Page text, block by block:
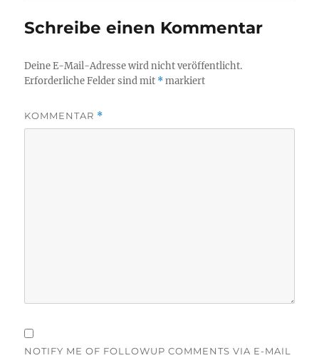
Schreibe einen Kommentar
Deine E-Mail-Adresse wird nicht veröffentlicht.
Erforderliche Felder sind mit *markiert
KOMMENTAR *
NOTIFY ME OF FOLLOWUP COMMENTS VIA E-MAIL